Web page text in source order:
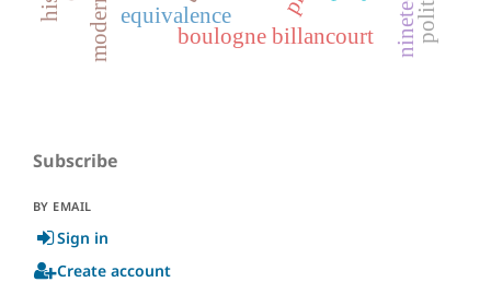
equivalence
boulogne billancourt
Subscribe
BY EMAIL
Sign in
Create account